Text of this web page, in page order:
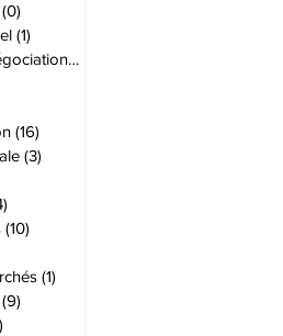
(0)
(1)
Business et négociations
(16)
(3)
(10)
(1)
(9)